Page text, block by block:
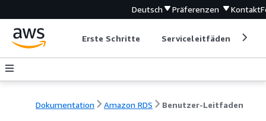
Deutsch Präferenzen Kontakt
Erste Schritte Serviceleitfäden
Dokumentation Amazon RDS Benutzer-Leitfaden